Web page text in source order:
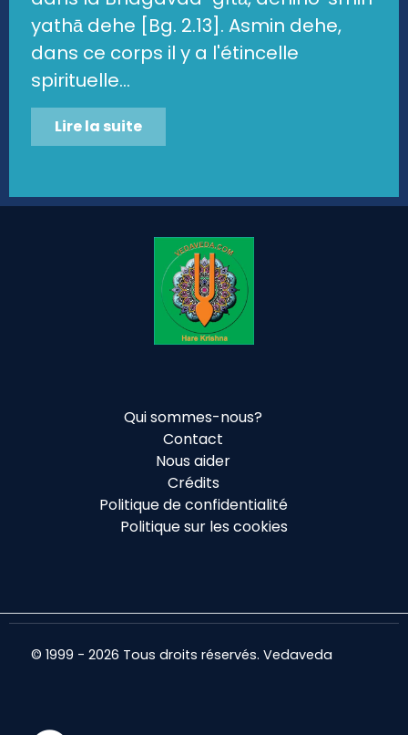
yathā dehe [Bg. 2.13]. Asmin dehe,
dans ce corps il y a l'étincelle
spirituelle...
Lire la suite
Qui sommes-nous?
Contact
Nous aider
Crédits
Politique de confidentialité
Politique sur les cookies
© 1999 - 2026 Tous droits réservés. Vedaveda